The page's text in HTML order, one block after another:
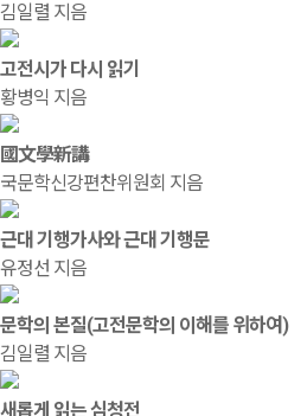
김일렬 지음
고전시가 다시 읽기
황병익 지음
國文學新講
국문학신강편찬위원회 지음
근대 기행가사와 근대 기행문
유정선 지음
문학의 본질(고전문학의 이해를 위하여)
김일렬 지음
새롭게 읽는 심청전